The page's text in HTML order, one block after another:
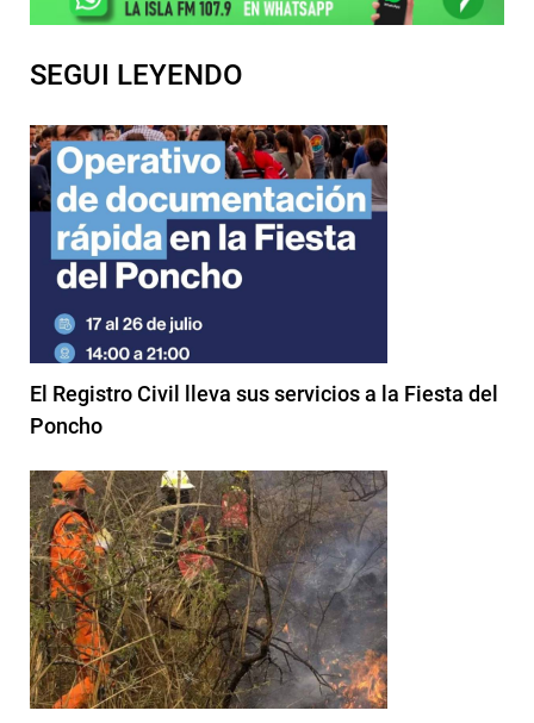
SEGUI LEYENDO
El Registro Civil lleva sus servicios a la Fiesta del
Poncho